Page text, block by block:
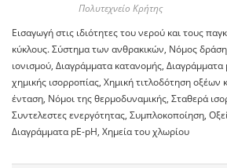
Πολυτεχνείο Κρήτης
Εισαγωγή στις ιδιότητες του νερού και τους
κύκλους. Σύστημα των ανθρακικών, Νόμος
ιονισμού, Διαγράμματα κατανομής,
χημικής ισορροπίας, Χημική τιτλοδότηση οξέων
ένταση, Νόμοι της θερμοδυναμικής, Σταθερά
Συντελεστες ενεργότητας, Συμπλοκοποίηση,
Διαγράμματα pE-pH, Χημεία του χλωρίου